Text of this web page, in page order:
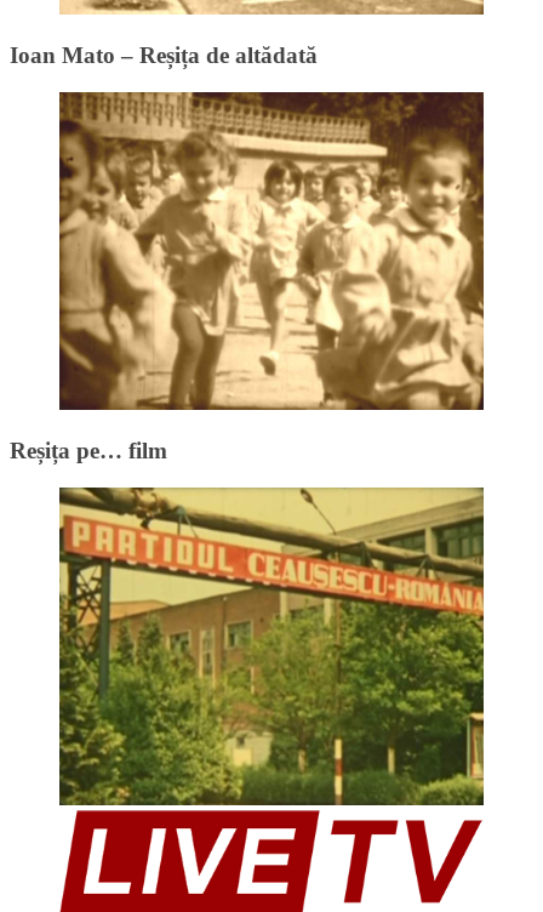
Ioan Mato – Reșița de altădată
Reșița pe… film